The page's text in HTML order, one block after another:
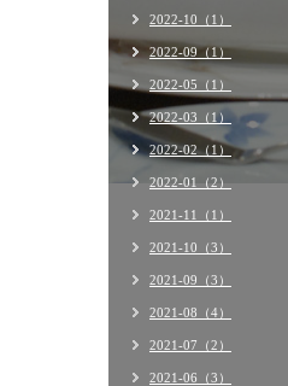
2022-10（1）
2022-09（1）
2022-05（1）
2022-03（1）
2022-02（1）
2022-01（2）
2021-11（1）
2021-10（3）
2021-09（3）
2021-08（4）
2021-07（2）
2021-06（3）